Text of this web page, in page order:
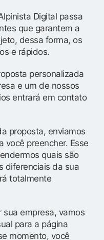
Digital passa
que garantem a
dessa forma, os
e rápidos.
personalizada
e um de nossos
entrará em contato
proposta, enviamos
você preencher. Esse
quais são
diferenciais da sua
totalmente
empresa, vamos
para a página
momento, você